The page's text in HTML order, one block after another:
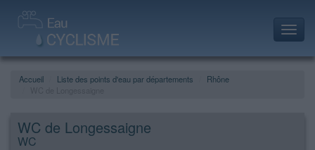
Accueil Liste des points d'eau par départements
Rhône
WC de Longessaigne
WC